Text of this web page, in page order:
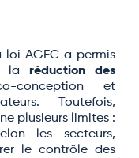
AGEC a permis
laréduction des
conception et
Toutefois,
plusieurs limites :
les secteurs,
le contrôle des